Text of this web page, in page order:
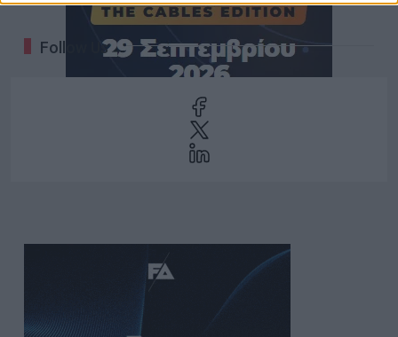
Follow Us